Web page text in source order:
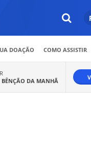
DOAÇÃO COMO ASSISTIR
BÊNÇÃO DA MANHÃ